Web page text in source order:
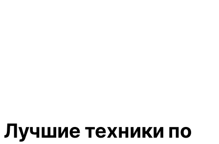
Лучшие техники по